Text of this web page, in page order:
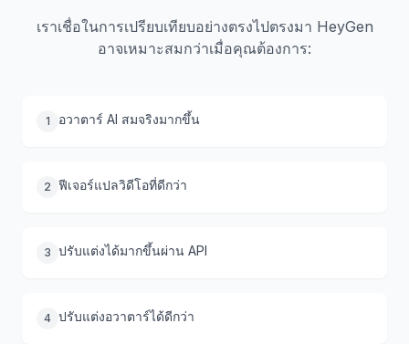
เราเชื่อในการเปรียบเทียบอย่างตรงไปตรงมา HeyGen
อาจเหมาะสมกว่าเมื่อคุณต้องการ:
1 อวาตาร์ AI สมจริงมากขึ้น
2 ฟีเจอร์แปลวิดีโอที่ดีกว่า
3 ปรับแต่งได้มากขึ้นผ่าน API
4 ปรับแต่งอวาตาร์ได้ดีกว่า